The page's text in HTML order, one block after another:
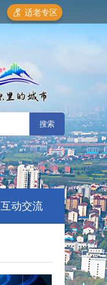
适老专区
互动交流